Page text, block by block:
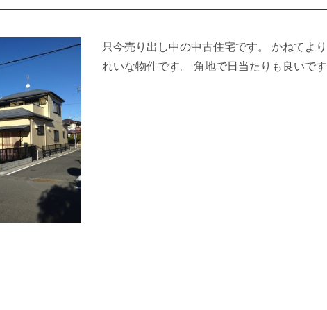
只今売り出し中の中古住宅です。 かねてよ
れいな物件です。 角地で日当たりも良いで